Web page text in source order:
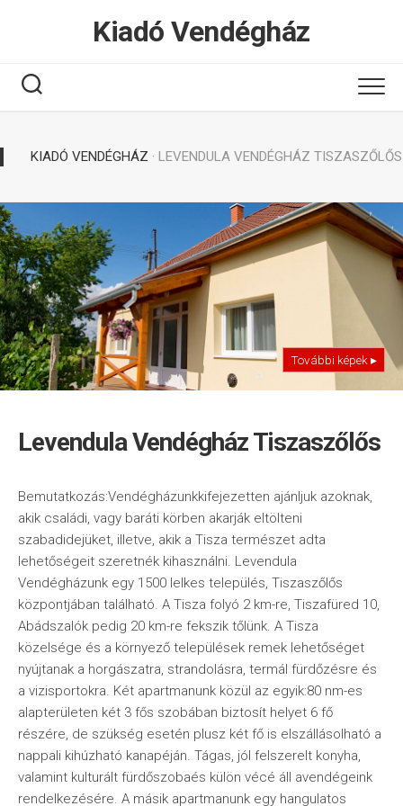
Kiadó Vendégház
KIADÓ VENDÉGHÁZ · LEVENDULA VENDÉGHÁZ TISZASZŐLŐS
További képek ▸
Levendula Vendégház Tiszaszőlős
Bemutatkozás:Vendégházunkkifejezetten ajánljuk azoknak,
akik családi, vagy baráti körben akarják eltölteni
szabadidejüket, illetve, akik a Tisza természet adta
lehetőségeit szeretnék kihasználni. Levendula
Vendégházunk egy 1500 lelkes település, Tiszaszőlős
központjában található. A Tisza folyó 2 km-re, Tiszafüred 10,
Abádszalók pedig 20 km-re fekszik tőlünk. A Tisza
közelsége és a környező települések remek lehetőséget
nyújtanak a horgászatra, strandolásra, termál fürdőzésre és
a vizisportokra. Két apartmanunk közül az egyik:80 nm-es
alapterületen két 3 fős szobában biztosít helyet 6 fő
részére, de szükség esetén plusz két fő is elszállásolható a
nappali kihúzható kanapéján. Tágas, jól felszerelt konyha,
valamint kulturált fürdőszobaés külön vécé áll avendégeink
rendelkezésére. A másik apartmanunk egy hangulatos